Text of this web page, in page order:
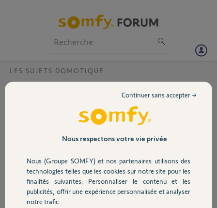
Volet
Sécurité
Domotique
LES SUJETS DOMOTIQUE
Sonnerie supplémentaire Vsysteme pro io
Est-il possible connecter une sonnerie supplémentaire dans la cave
par exemple au visiophone Vsystème pro io
Klaus J.
il y a presque 2 ans
Participer au fil de discussion
Nous respectons votre vie privée
Nous (Groupe SOMFY) et nos partenaires utilisons des
technologies telles que les cookies sur notre site pour les
finalités suivantes: Personnaliser le contenu et les
publicités, offrir une expérience personnalisée et analyser
notre trafic.
Continuer sans accepter →